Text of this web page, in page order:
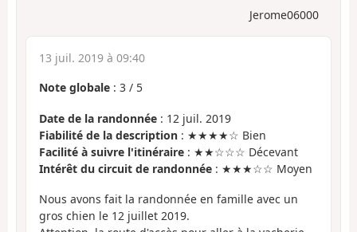
Jerome06000
13 juil. 2019 à 09:40
Note globale : 3 / 5
Date de la randonnée : 12 juil. 2019
Fiabilité de la description : ★★★★☆ Bien
Facilité à suivre l'itinéraire : ★★☆☆☆ Décevant
Intérêt du circuit de randonnée : ★★★☆☆ Moyen
Nous avons fait la randonnée en famille avec un
gros chien le 12 juillet 2019.